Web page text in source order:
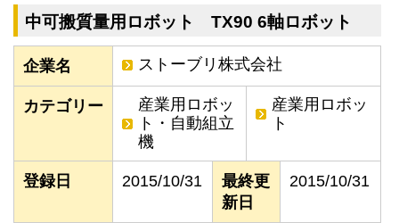
中可搬質量用ロボット TX90 6軸ロボット
企業名 ストーブリ株式会社
カテゴリー
産業用ロボッ
ト・自動組立
機
産業用ロボッ
ト
登録日 2015/10/31
最終更
新日
2015/10/31